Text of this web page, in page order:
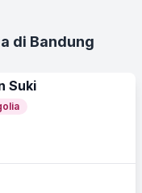
di Bandung
Suki